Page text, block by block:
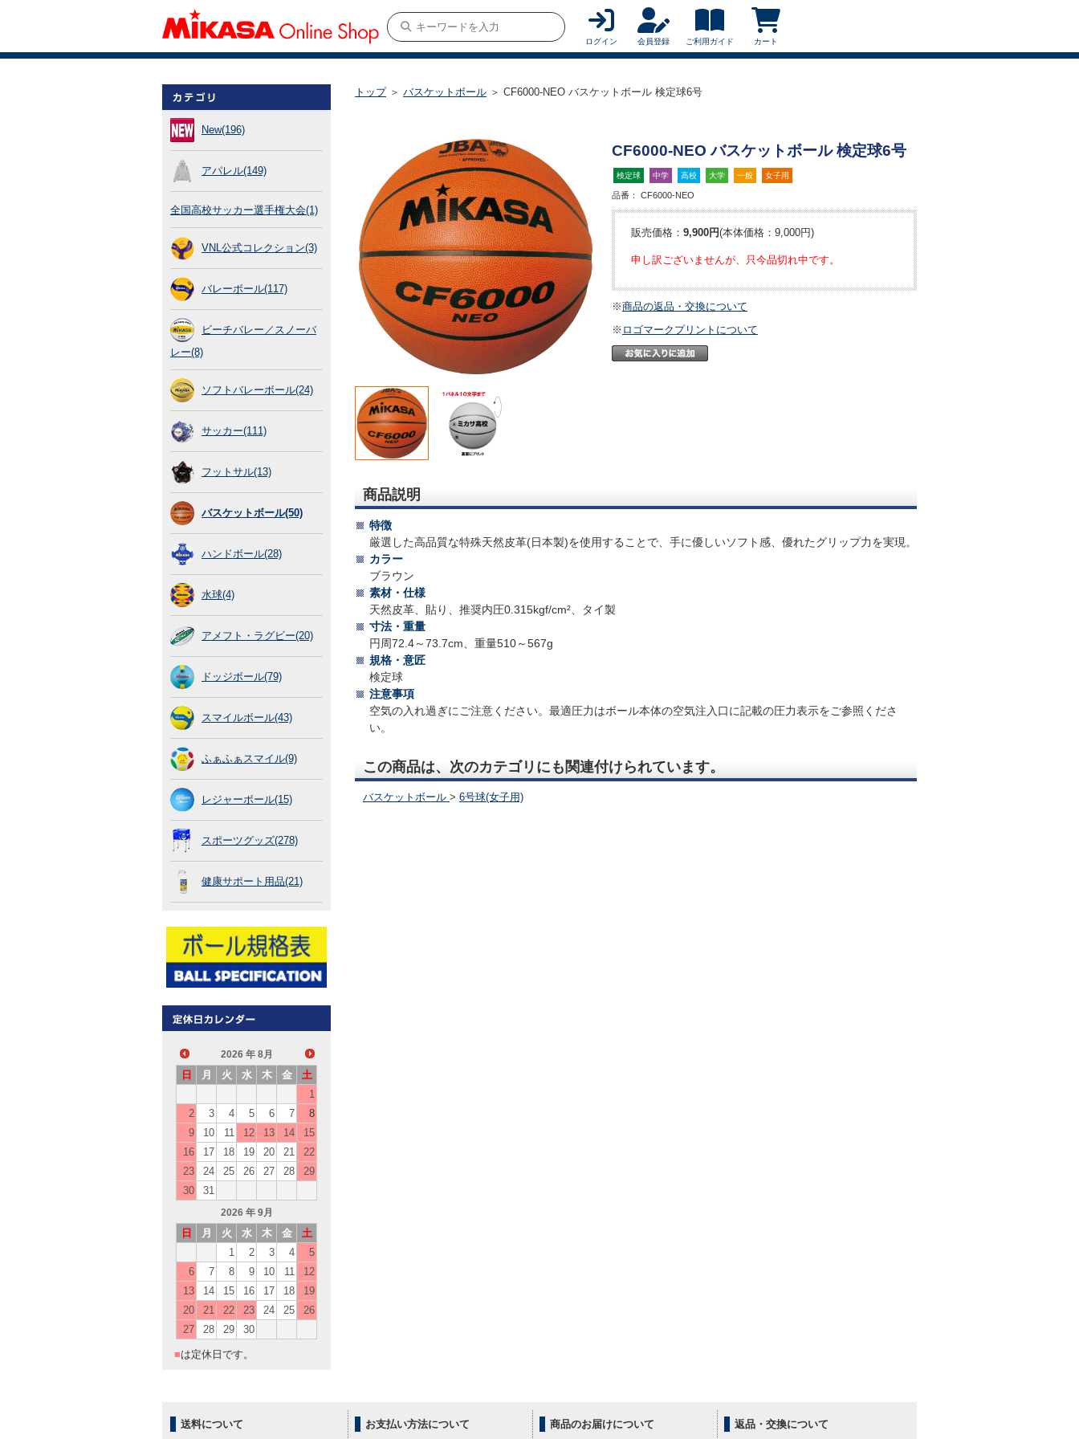
ログイン 会員登録 ご利用ガイド カート
New(196)
アパレル(149)
全国高校サッカー選手権大会(1)
VNL公式コレクション(3)
バレーボール(117)
ビーチバレー／スノーバ
レー(8)
ソフトバレーボール(24)
サッカー(111)
フットサル(13)
バスケットボール(50)
ハンドボール(28)
水球(4)
アメフト・ラグビー(20)
ドッジボール(79)
スマイルボール(43)
ふぁふぁスマイル(9)
レジャーボール(15)
スポーツグッズ(278)
健康サポート用品(21)
2026 年 8月
日 月 火 水 木 金
土
1
2
3 4 5 6 7
8
9
10 11 12 13 14
15
16
17 18 19 20 21
22
23
24 25 26 27 28
29
30
31
2026 年 9月
日 月 火 水 木 金
土
1
2 3 4
5
6
7 8 9 10 11
12
13
14 15 16 17 18
19
20
21 22 23 24 25
26
27
28 29 30
■は定休日です。
トップ ＞ バスケットボール ＞ CF6000-NEO バスケットボール 検定球6号
CF6000-NEO バスケットボール 検定球6号
検定球 中学 高校 大学 一般 女子用
品番： CF6000-NEO
販売価格： 9,900円(本体価格：9,000円)
申し訳ございませんが、只今品切れ中です。
※商品の返品・交換について
※ ロゴマークプリントについて
商品説明
特徴
厳選した高品質な特殊天然皮革(日本製)を使用することで、手に優しいソフト感、優れたグリップ力を実現。
カラー
ブラウン
素材・仕様
天然皮革、貼り、推奨内圧0.315kgf/cm²、タイ製
寸法・重量
円周72.4～73.7cm、重量510～567g
規格・意匠
検定球
注意事項
空気の入れ過ぎにご注意ください。最適圧力はボール本体の空気注入口に記載の圧力表示をご参照くださ
い。
この商品は、次のカテゴリにも関連付けられています。
バスケットボール > 6号球(女子用)
送料について お支払い方法について 商品のお届けについて 返品・交換について